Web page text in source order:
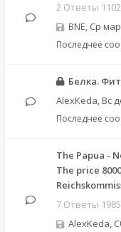
2 Ответы
BNE, Ср мар
Последнее
Белка.
AlexKeda, Вс
Последнее
The Papua -
The price
7 Ответы
AlexKeda,